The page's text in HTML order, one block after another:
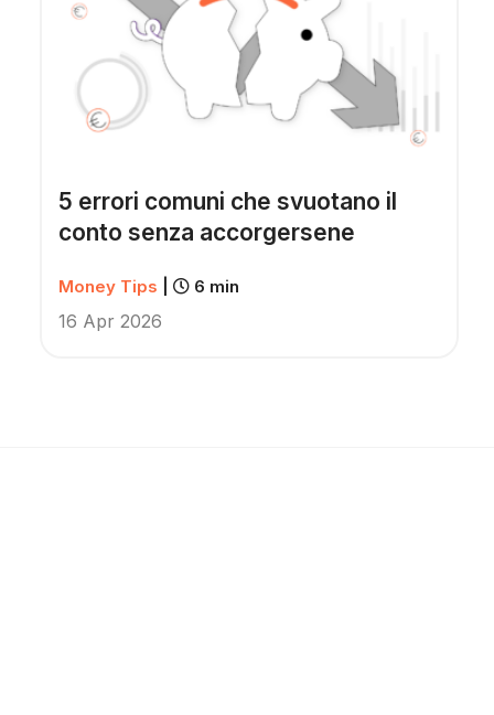
5 errori comuni che svuotano il
conto senza accorgersene
Money Tips 6 min
16 Apr 2026